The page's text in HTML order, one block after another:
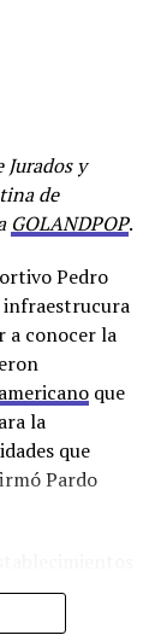
y
de
GOLANDPOP.
Pedro
infraestrucura
a conocer la
que
la
que
Pardo
mayor